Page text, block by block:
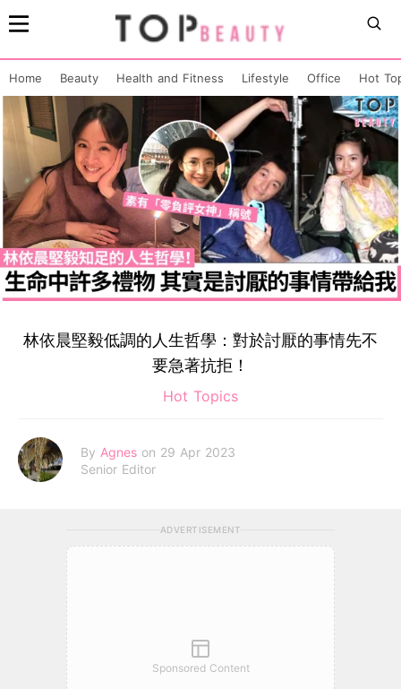
Home Beauty Health and Fitness Lifestyle Office Hot
林依晨堅毅低調的人生哲學：對於討厭的事情先不
要急著抗拒！
Hot Topics
By Agnes on 29 Apr 2023
Senior Editor
ADVERTISEMENT
Sponsored Content